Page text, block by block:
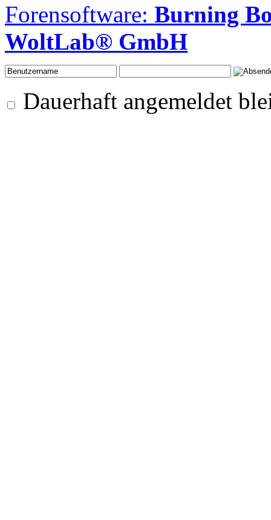
Forensoftware: Burning
WoltLab® GmbH
Dauerhaft angemeldet